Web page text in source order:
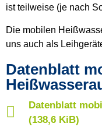
ist teilweise (je nach
Die mobilen
uns auch als
Datenblatt
Datenblatt
(138,6 KiB)